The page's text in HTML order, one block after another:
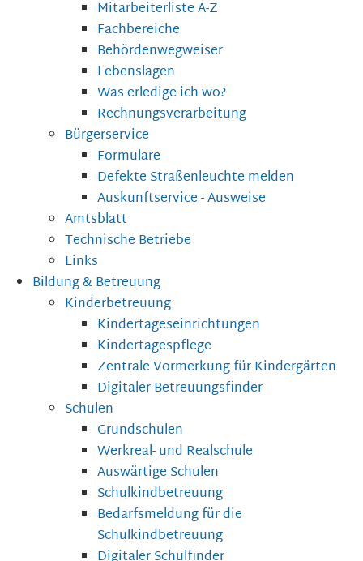
Mitarbeiterliste A-Z
Fachbereiche
Behördenwegweiser
Lebenslagen
Was erledige ich wo?
Rechnungsverarbeitung
Bürgerservice
Formulare
Defekte Straßenleuchte melden
Auskunftservice - Ausweise
Amtsblatt
Technische Betriebe
Links
Bildung & Betreuung
Kinderbetreuung
Kindertageseinrichtungen
Kindertagespflege
Zentrale Vormerkung für Kindergärten
Digitaler Betreuungsfinder
Schulen
Grundschulen
Werkreal- und Realschule
Auswärtige Schulen
Schulkindbetreuung
Bedarfsmeldung für die
Schulkindbetreuung